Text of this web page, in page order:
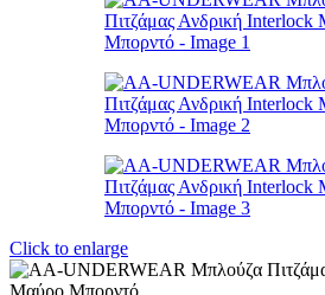
Click to enlarge